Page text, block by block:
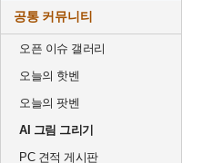
공통 커뮤니티
오픈 이슈 갤러리
오늘의 핫벤
오늘의 팟벤
AI 그림 그리기
PC 견적 게시판